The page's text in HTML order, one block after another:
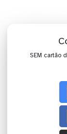
SEM cartão